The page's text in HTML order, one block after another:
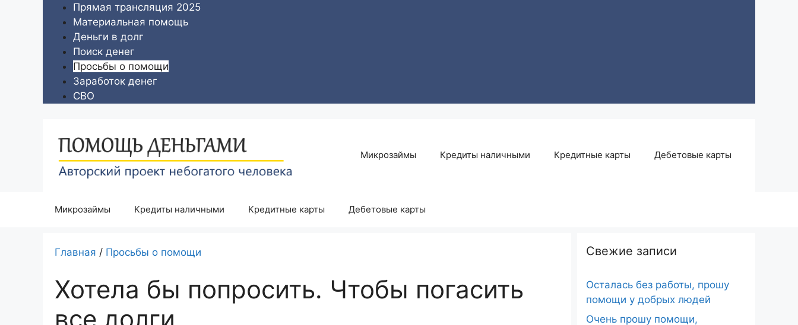
содержимому
Прямая трансляция 2025
Материальная помощь
Деньги в долг
Поиск денег
Просьбы о помощи
Заработок денег
СВО
Микрозаймы Кредиты наличными Кредитные карты Дебетовые карты
Микрозаймы Кредиты наличными Кредитные карты Дебетовые карты
Главная / Просьбы о помощи
Хотела бы попросить. Чтобы погасить
все долги
Свежие записи
Осталась без работы, прошу
помощи у добрых людей
Очень прошу помощи,